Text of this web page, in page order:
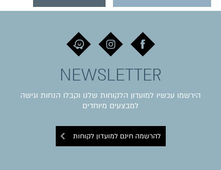
NEWSLETTER
הירשמו עכשיו למועדון הלקוחות שלנו וקבלו הנחות וגישה
למבצעים מיוחדים
להרשמה חינם למועדון לקוחות